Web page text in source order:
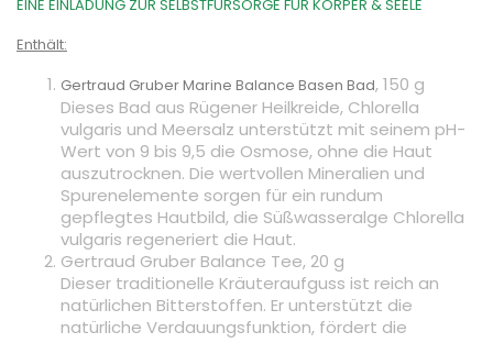
EINE EINLADUNG ZUR SELBSTFÜRSORGE FÜR KÖRPER & SEELE
Enthält:
Gertraud Gruber Marine Balance Basen Bad, 150 g
Dieses Bad aus Rügener Heilkreide, Chlorella
vulgaris und Meersalz unterstützt mit seinem pH-
Wert von 9 bis 9,5 die Osmose, ohne die Haut
auszutrocknen. Die wertvollen Mineralien und
Spurenelemente sorgen für ein rundum
gepflegtes Hautbild, die Süßwasseralge Chlorella
vulgaris regeneriert die Haut.
Gertraud Gruber Balance Tee, 20 g
Dieser traditionelle Kräuteraufguss ist reich an
natürlichen Bitterstoffen. Er unterstützt die
natürliche Verdauungsfunktion, fördert die